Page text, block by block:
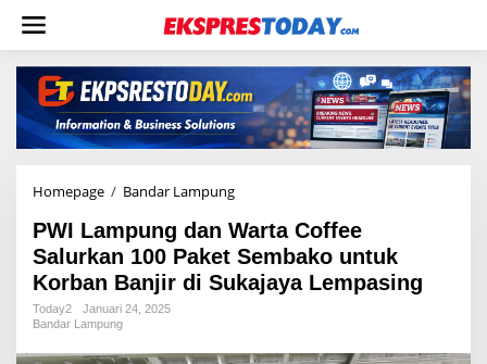
w
Homepage / Bandar Lampung
I
L
a
m
PWI Lampung dan Warta Coffee
Salurkan 100 Paket Sembako untuk
Korban Banjir di Sukajaya Lempasing
Today2
Januari 24, 2025
Bandar Lampung